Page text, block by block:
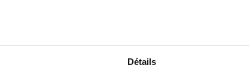
Détails